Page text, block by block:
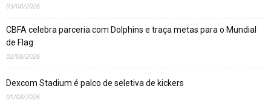
03/08/2026
CBFA celebra parceria com Dolphins e traça metas para o Mundial
de Flag
02/08/2026
Dexcom Stadium é palco de seletiva de kickers
01/08/2026